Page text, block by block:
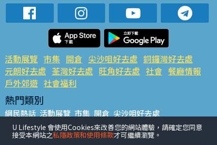
活動展覽 市集 開倉 尖沙咀好去處 銅鑼灣好去處
元朗好去處 荃灣好去處 旺角好去處 社會 餐廳情報
戶外郊遊 社會福利
熱門類別
網民熱話 活動展覽 市集 開倉 尖沙咀好去處
銅鑼灣好去處 元朗好去處 荃灣好去處 旺角好去處 社會
餐廳情報 戶外郊遊
U Lifestyle 會使用Cookies來改善您的網站體驗，請確定您同意
接受本網站之私隱政策和使用條款才可繼續瀏覽。